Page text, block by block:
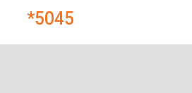
5045
*